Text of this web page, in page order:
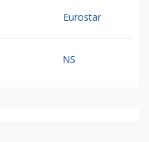
Eurostar
NS